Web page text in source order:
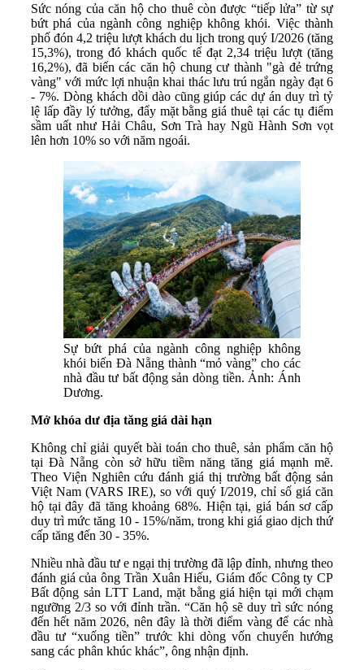
Sức nóng của căn hộ cho thuê còn được “tiếp lửa” từ sự
bứt phá của ngành công nghiệp không khói. Việc thành
phố đón 4,2 triệu lượt khách du lịch trong quý I/2026 (tăng
15,3%), trong đó khách quốc tế đạt 2,34 triệu lượt (tăng
16,2%), đã biến các căn hộ chung cư thành "gà đẻ trứng
vàng" với mức lợi nhuận khai thác lưu trú ngắn ngày đạt 6
- 7%. Dòng khách dồi dào cũng giúp các dự án duy trì tỷ
lệ lấp đầy lý tưởng, đẩy mặt bằng giá thuê tại các tụ điểm
sầm uất như Hải Châu, Sơn Trà hay Ngũ Hành Sơn vọt
lên hơn 10% so với năm ngoái.
Sự bứt phá của ngành công nghiệp không
khói biến Đà Nẵng thành “mỏ vàng” cho các
nhà đầu tư bất động sản dòng tiền. Ảnh: Ánh
Dương.
Mở khóa dư địa tăng giá dài hạn
Không chỉ giải quyết bài toán cho thuê, sản phẩm căn hộ
tại Đà Nẵng còn sở hữu tiềm năng tăng giá mạnh mẽ.
Theo Viện Nghiên cứu đánh giá thị trường bất động sản
Việt Nam (VARS IRE), so với quý I/2019, chỉ số giá căn
hộ tại đây đã tăng khoảng 68%. Hiện tại, giá bán sơ cấp
duy trì mức tăng 10 - 15%/năm, trong khi giá giao dịch thứ
cấp tăng đến 30 - 35%.
Nhiều nhà đầu tư e ngại thị trường đã lập đỉnh, nhưng theo
đánh giá của ông Trần Xuân Hiếu, Giám đốc Công ty CP
Bất động sản LTT Land, mặt bằng giá hiện tại mới chạm
ngưỡng 2/3 so với đỉnh trần. “Căn hộ sẽ duy trì sức nóng
đến hết năm 2026, nên đây là thời điểm vàng để các nhà
đầu tư “xuống tiền” trước khi dòng vốn chuyển hướng
sang các phân khúc khác”, ông nhận định.